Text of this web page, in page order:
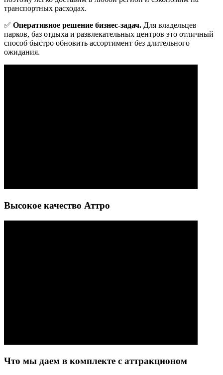
транспортных расходах.
✅ Оперативное решение бизнес-задач. Для владельцев
парков, баз отдыха и развлекательных центров это отличный
способ быстро обновить ассортимент без длительного
ожидания.
Высокое качество Аттро
Что мы даем в комплекте с аттракционом